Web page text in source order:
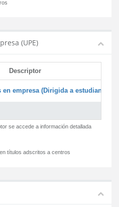
(UPE)
Descriptor
empresa (Dirigida a estudiantes)
se accede a información detallada
títulos adscritos a centros